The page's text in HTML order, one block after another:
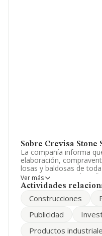
Sobre Crevisa Stone
La compañía informa
elaboración,
losas y baldosas de
granitos y materiales
investigación,
Sociedad Limitada. La
madera y materiales de
exteriores.
Ver más
Actividades
Construcciones
Publicidad
Productos